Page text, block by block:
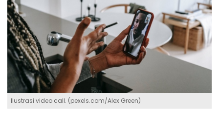
Ilustrasi video call. (pexels.com/Alex Green)